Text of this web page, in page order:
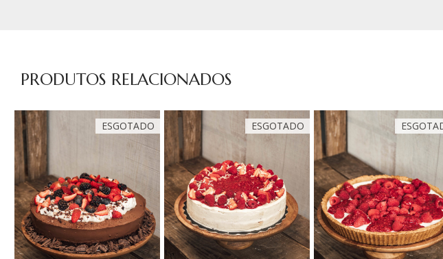
PRODUTOS RELACIONADOS